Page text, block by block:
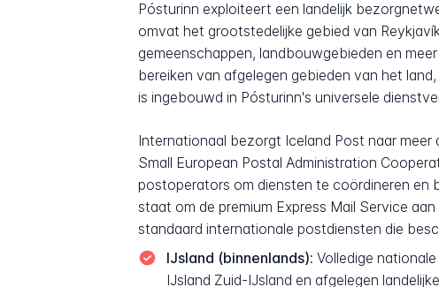
Pósturinn exploiteert een landelijk
omvat het grootstedelijke gebied van
gemeenschappen, landbouwgebieden en
bereiken van afgelegen gebieden van het
is ingebouwd in Pósturinn's universele
Internationaal bezorgt Iceland Post naar
Small European Postal Administration
postoperators om diensten te coördineren en
staat om de premium Express Mail Service
standaard internationale postdiensten die
IJsland (binnenlands): Volledige
IJsland Zuid-IJsland en afgelegen